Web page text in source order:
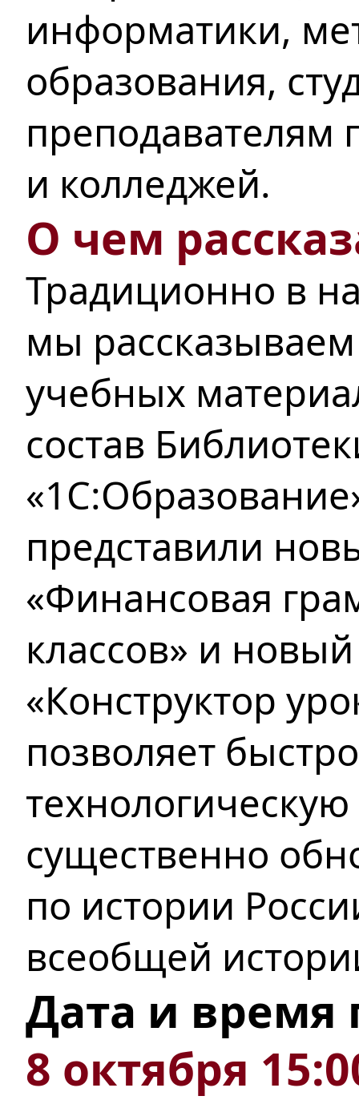
информатики,
образования,
преподавателям
и колледжей.
О чем
Традиционно в
мы
учебных
состав
представили
«Финансовая
классов» и
«Конструктор
позволяет
существенно
по истории
всеобщей
Дата и время
8 октября